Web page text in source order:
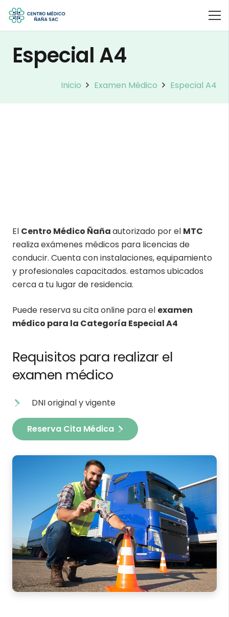
Especial A4
Inicio Examen Médico Especial A4
El Centro Médico Ñañaautorizado por el MTC
realiza exámenes médicos para licencias de
conducir. Cuenta con instalaciones, equipamiento
y profesionales capacitados. estamos ubicados
cerca a tu lugar de residencia.
Puede reserva su cita online para el examen
médico para la Categoría Especial A4
Requisitos para realizar el
examen médico
DNI original y vigente
Reserva Cita Médica